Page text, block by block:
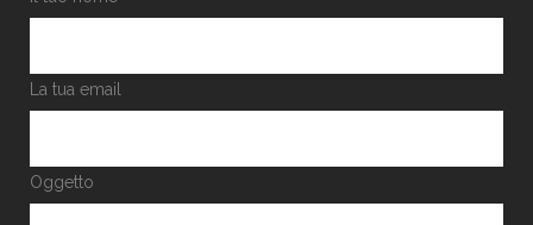
La tua email
Oggetto